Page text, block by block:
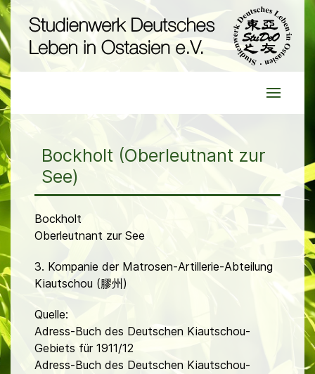
Bockholt (Oberleutnant zur
See)
Bockholt
Oberleutnant zur See
3. Kompanie der Matrosen-Artillerie-Abteilung
Kiautschou (膠州)
Quelle:
Adress-Buch des Deutschen Kiautschou-
Gebiets für 1911/12
Adress-Buch des Deutschen Kiautschou-